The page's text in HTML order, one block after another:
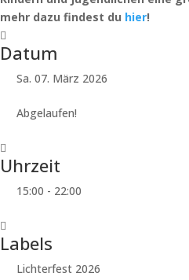
mehr dazu findest du hier!
Datum
Sa. 07. März 2026
Abgelaufen!
Uhrzeit
15:00 - 22:00
Labels
Lichterfest 2026